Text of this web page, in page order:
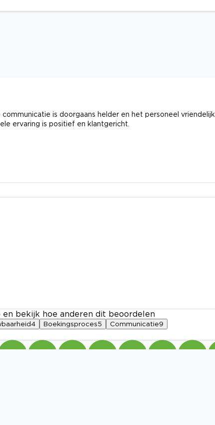
is doorgaans helder en het personeel vriendelijk.
ervaring is positief en klantgericht.
bekijk hoe anderen dit beoordelen
4 Boekingsproces5 Communicatie9